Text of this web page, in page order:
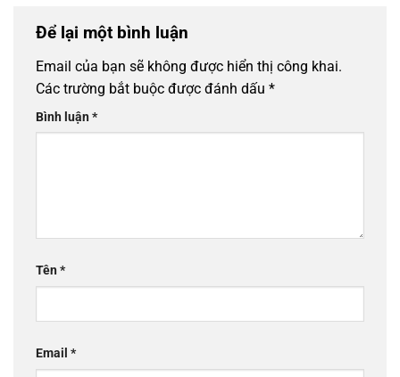
Để lại một bình luận
Email của bạn sẽ không được hiển thị công khai.
Các trường bắt buộc được đánh dấu *
Bình luận*
Tên*
Email *